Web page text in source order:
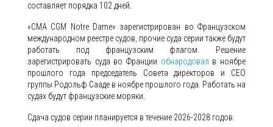
составляет порядка 102 дней.
«CMA CGM Notre Dame» зарегистрирован во Французском
международном реестре судов, прочие суда серии также будут
работать под французским флагом. Решение
зарегистрировать суда во Франции обнародовал в ноябре
прошлого года председатель Совета директоров и CEO
группы Родольф Сааде в ноябре прошлого года. Работать на
судах будут французские моряки.
Сдача судов серии планируется в течение 2026-2028 годов.